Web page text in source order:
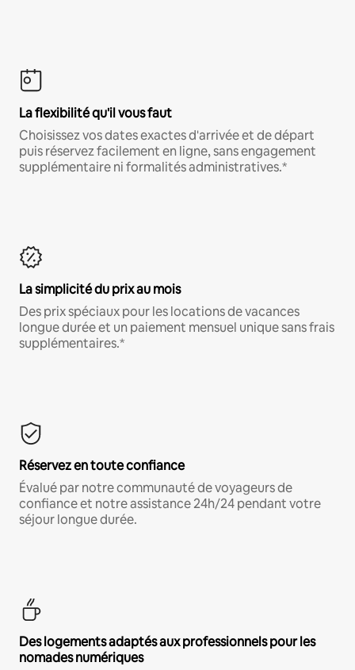
La flexibilité qu'il vous faut
Choisissez vos dates exactes d'arrivée et de départ
puis réservez facilement en ligne, sans engagement
supplémentaire ni formalités administratives.*
La simplicité du prix au mois
Des prix spéciaux pour les locations de vacances
longue durée et un paiement mensuel unique sans frais
supplémentaires.*
Réservez en toute confiance
Évalué par notre communauté de voyageurs de
confiance et notre assistance 24h/24 pendant votre
séjour longue durée.
Des logements adaptés aux professionnels pour les
nomades numériques